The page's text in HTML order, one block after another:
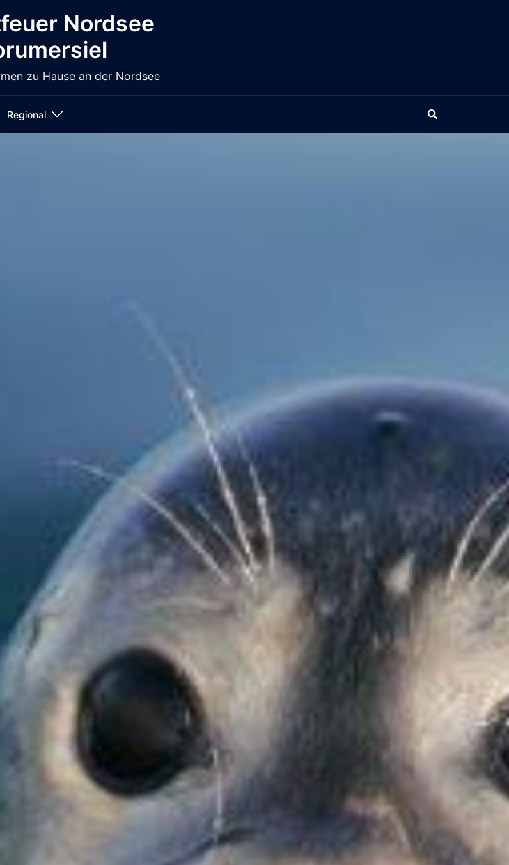
Nordsee
zu Hause an der Nordsee
Regional Search